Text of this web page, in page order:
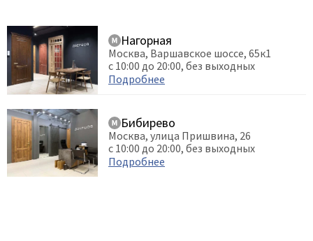
Нагорная
Москва, Варшавское шоссе, 65к1
с 10:00 до 20:00, без выходных
Подробнее
Бибирево
Москва, улица Пришвина, 26
с 10:00 до 20:00, без выходных
Подробнее